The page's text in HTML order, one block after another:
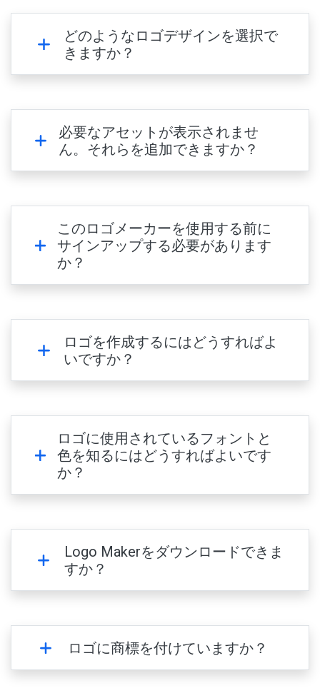
どのようなロゴデザインを選択で
きますか？
必要なアセットが表示されませ
ん。それらを追加できますか？
このロゴメーカーを使用する前に
サインアップする必要があります
か？
ロゴを作成するにはどうすればよ
いですか？
ロゴに使用されているフォントと
色を知るにはどうすればよいです
か？
Logo Makerをダウンロードできま
すか？
ロゴに商標を付けていますか？